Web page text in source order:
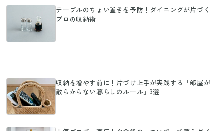
テーブルのちょい置きを予防！ダイニングが片づく
プロの収納術
収納を増やす前に！片づけ上手が実践する「部屋が
散らからない暮らしのルール」3選